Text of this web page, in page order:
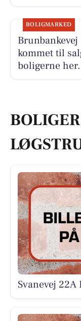
BOLIGMARKED
kommet til
boligerne her.
Svanevej